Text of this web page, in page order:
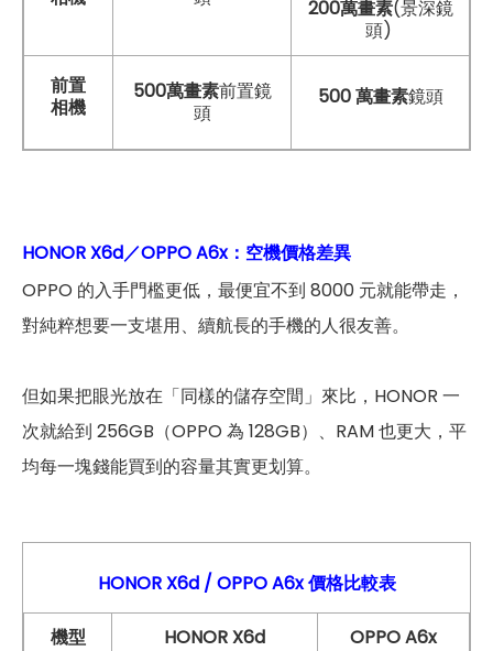
200萬畫素(景深鏡
頭)
前置
相機
500萬畫素前置鏡
頭
500 萬畫素鏡頭
HONOR X6d／OPPO A6x：空機價格差異
OPPO 的入手門檻更低，最便宜不到 8000 元就能帶走，
對純粹想要一支堪用、續航長的手機的人很友善。
但如果把眼光放在「同樣的儲存空間」來比，HONOR 一
次就給到 256GB（OPPO 為 128GB）、RAM 也更大，平
均每一塊錢能買到的容量其實更划算。
HONOR X6d / OPPO A6x價格比較表
機型 HONOR X6d OPPO A6x